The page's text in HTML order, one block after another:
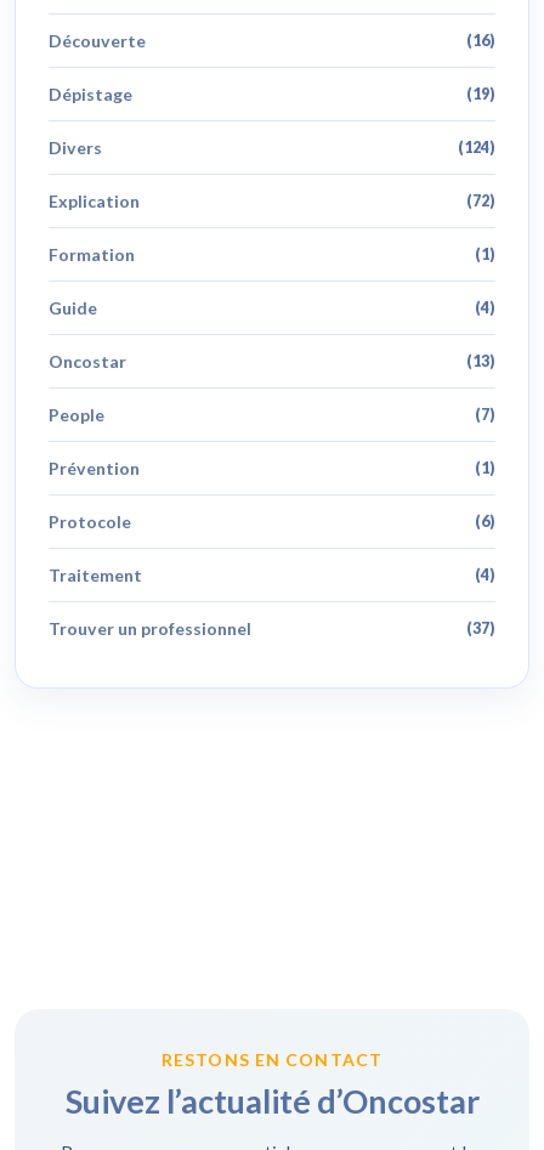
Découverte (16)
Dépistage (19)
Divers (124)
Explication (72)
Formation (1)
Guide (4)
Oncostar (13)
People (7)
Prévention (1)
Protocole (6)
Traitement (4)
Trouver un professionnel (37)
RESTONS EN CONTACT
Suivez l’actualité d’Oncostar